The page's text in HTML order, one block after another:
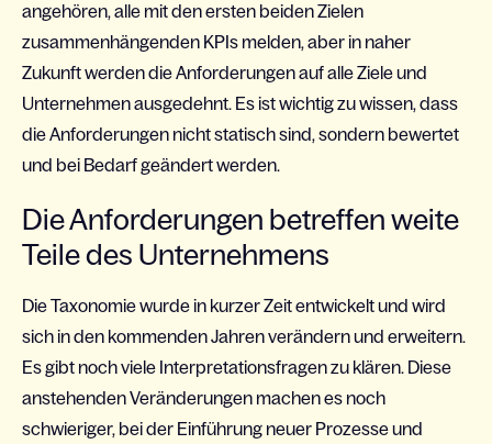
angehören, alle mit den ersten beiden Zielen
zusammenhängenden KPIs melden, aber in naher
Zukunft werden die Anforderungen auf alle Ziele und
Unternehmen ausgedehnt. Es ist wichtig zu wissen, dass
die Anforderungen nicht statisch sind, sondern bewertet
und bei Bedarf geändert werden.
Die Anforderungen betreffen weite
Teile des Unternehmens
Die Taxonomie wurde in kurzer Zeit entwickelt und wird
sich in den kommenden Jahren verändern und erweitern.
Es gibt noch viele Interpretationsfragen zu klären. Diese
anstehenden Veränderungen machen es noch
schwieriger, bei der Einführung neuer Prozesse und